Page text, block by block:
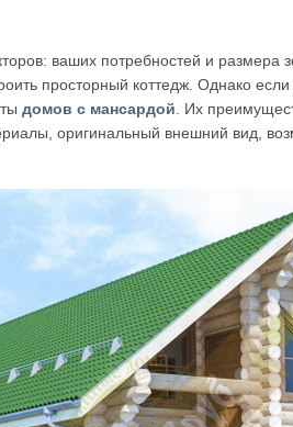
ваших потребностей и размера
просторный коттедж. Однако
домов с мансардой . Их
оригинальный внешний вид,